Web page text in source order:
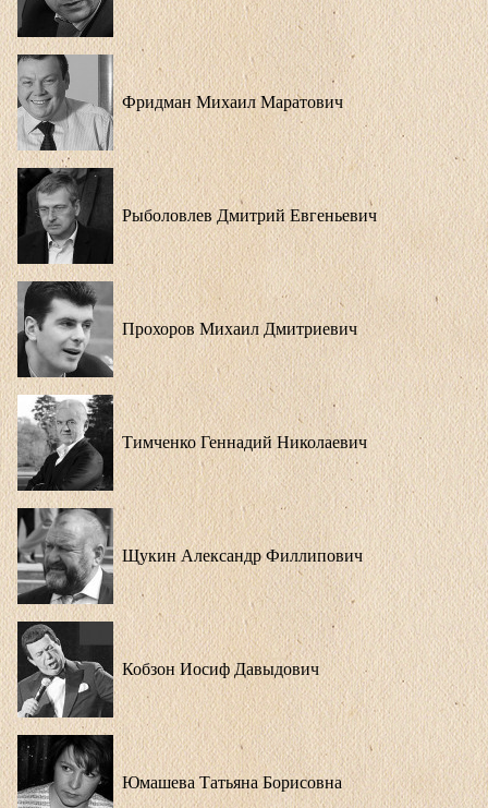
Фридман Михаил Маратович
Рыболовлев Дмитрий Евгеньевич
Прохоров Михаил Дмитриевич
Тимченко Геннадий Николаевич
Щукин Александр Филлипович
Кобзон Иосиф Давыдович
Юмашева Татьяна Борисовна